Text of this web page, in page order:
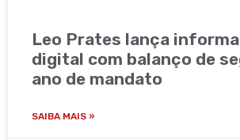
Leo Prates lança
digital com balanço de
ano de mandato
SAIBA MAIS »